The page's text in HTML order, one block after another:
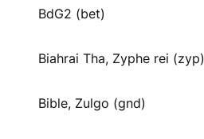
BdG2 (bet)
Biahrai Tha, Zyphe rei (zyp)
Bible, Zulgo (gnd)